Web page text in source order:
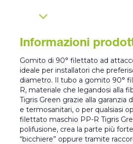
Informazioni
Gomito di 90° filettato ad
ideale per installatori che
diametro. Il tubo a gomito 90°
R, materiale che legandosi alla
Tigris Green grazie alla garanzia
e termosanitari, o per qualsiasi
filettato maschio PP-R Tigris
polifusione, crea la parte più
“bicchiere” oppure tramite